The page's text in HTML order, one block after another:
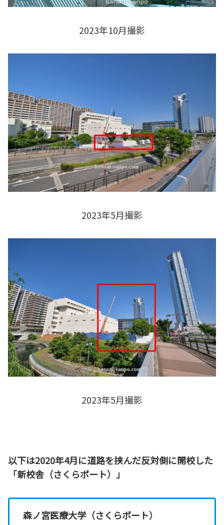
2023年10月撮影
2023年5月撮影
2023年5月撮影
以下は2020年4月に道路を挟んだ反対側に開校した
「新校舎（さくらポート）」
森ノ宮医療大学（さくらポート）